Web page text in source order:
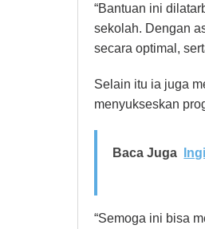
“Bantuan ini
sekolah. Dengan
secara optimal,
Selain itu ia juga
menyukseskan
Baca Juga
“Semoga ini bisa